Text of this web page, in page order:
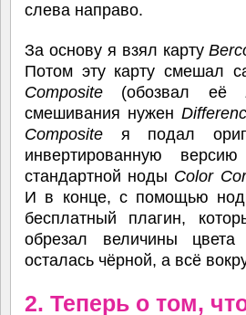
слева направо.
За основу я взял карту
Потом эту карту смешал
Composite (обозвал её
смешивания нужен
Composite я подал
инвертированную
стандартной ноды Color
И в конце, с помощью
бесплатный плагин,
обрезал величины
осталась чёрной, а всё
2. Теперь о том,